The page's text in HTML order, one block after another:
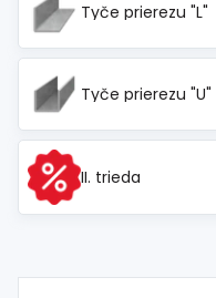
Tyče prierezu "L"
Tyče prierezu "U"
II. trieda